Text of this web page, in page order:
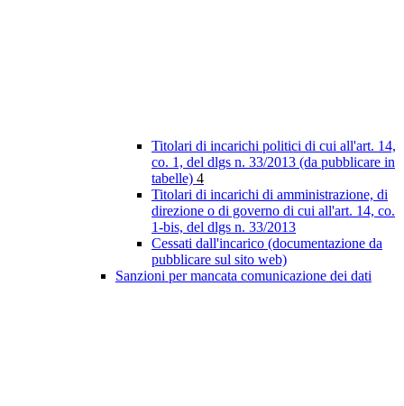
Titolari di incarichi politici di cui all'art. 14,
co. 1, del dlgs n. 33/2013 (da pubblicare in
tabelle) 4
Titolari di incarichi di amministrazione, di
direzione o di governo di cui all'art. 14, co.
1-bis, del dlgs n. 33/2013
Cessati dall'incarico (documentazione da
pubblicare sul sito web)
Sanzioni per mancata comunicazione dei dati